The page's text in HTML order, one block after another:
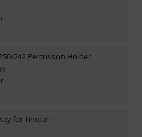
242 Percussion Holder
for Timpani